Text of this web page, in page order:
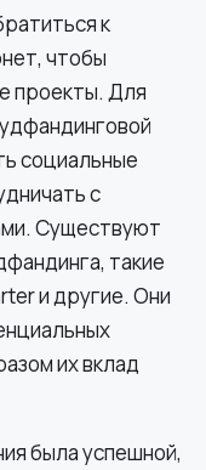
к
чтобы
проекты. Для
социальные
с
Существуют
такие
и другие. Они
их вклад
была успешной,